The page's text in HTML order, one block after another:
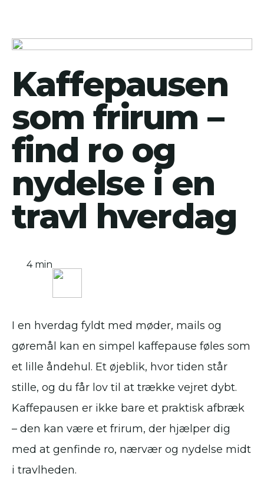
Kaffepausen
som frirum –
find ro og
nydelse i en
travl hverdag
4 min
I en hverdag fyldt med møder, mails og
gøremål kan en simpel kaffepause føles som
et lille åndehul. Et øjeblik, hvor tiden står
stille, og du får lov til at trække vejret dybt.
Kaffepausen er ikke bare et praktisk afbræk
– den kan være et frirum, der hjælper dig
med at genfinde ro, nærvær og nydelse midt
i travlheden.